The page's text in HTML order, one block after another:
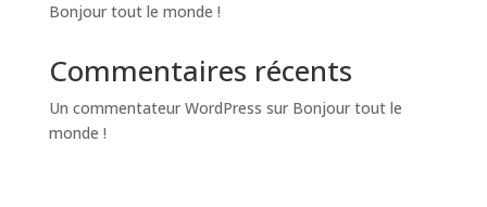
Bonjour tout le monde !
Commentaires récents
Un commentateur WordPress sur Bonjour tout le
monde !